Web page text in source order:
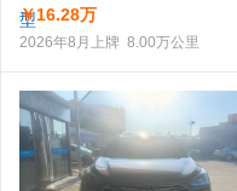
型
￥16.28万
2026年8月上牌 8.00万公里